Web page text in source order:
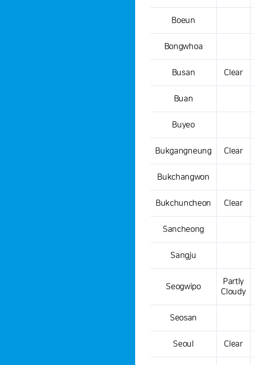
Boeun
Bongwhoa
Busan Clear
Buan
Buyeo
Bukgangneung Clear
Bukchangwon
Bukchuncheon Clear
Sancheong
Sangju
Seogwipo
Partly
Cloudy
Seosan
Seoul Clear